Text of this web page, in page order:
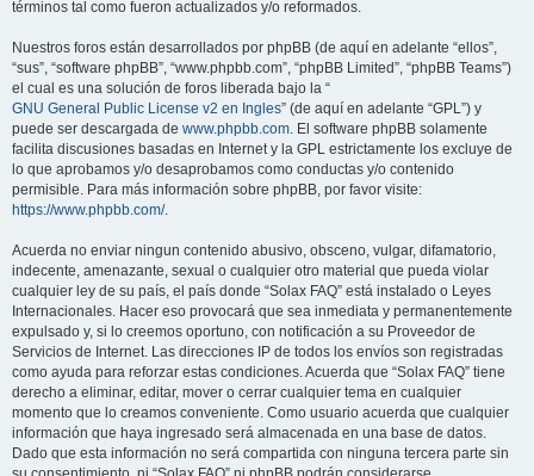
términos tal como fueron actualizados y/o reformados.
Nuestros foros están desarrollados por phpBB (de aquí en adelante “ellos”,
“sus”, “software phpBB”, “www.phpbb.com”, “phpBB Limited”, “phpBB Teams”)
el cual es una solución de foros liberada bajo la “
GNU General Public License v2 en Ingles” (de aquí en adelante “GPL”) y
puede ser descargada de www.phpbb.com. El software phpBB solamente
facilita discusiones basadas en Internet y la GPL estrictamente los excluye de
lo que aprobamos y/o desaprobamos como conductas y/o contenido
permisible. Para más información sobre phpBB, por favor visite:
https://www.phpbb.com/.
Acuerda no enviar ningun contenido abusivo, obsceno, vulgar, difamatorio,
indecente, amenazante, sexual o cualquier otro material que pueda violar
cualquier ley de su país, el país donde “Solax FAQ” está instalado o Leyes
Internacionales. Hacer eso provocará que sea inmediata y permanentemente
expulsado y, si lo creemos oportuno, con notificación a su Proveedor de
Servicios de Internet. Las direcciones IP de todos los envíos son registradas
como ayuda para reforzar estas condiciones. Acuerda que “Solax FAQ” tiene
derecho a eliminar, editar, mover o cerrar cualquier tema en cualquier
momento que lo creamos conveniente. Como usuario acuerda que cualquier
información que haya ingresado será almacenada en una base de datos.
Dado que esta información no será compartida con ninguna tercera parte sin